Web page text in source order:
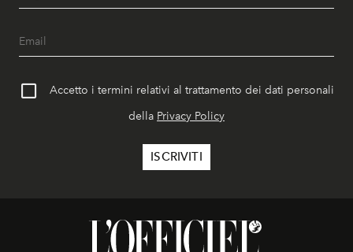
Accetto i termini relativi al trattamento dei dati personali
della Privacy Policy